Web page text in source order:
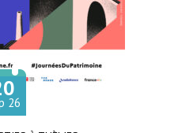
tembre
26